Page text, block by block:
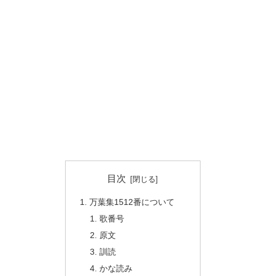
目次
万葉集1512番について
歌番号
原文
訓読
かな読み